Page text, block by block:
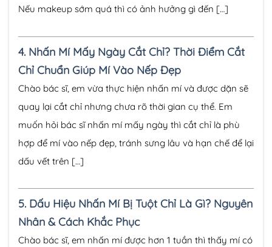
Nếu makeup sớm quá thì có ảnh hưởng gì đến […]
4. Nhấn Mí Mấy Ngày Cắt Chỉ? Thời Điểm Cắt
Chỉ Chuẩn Giúp Mí Vào Nếp Đẹp
Chào bác sĩ, em vừa thực hiện nhấn mí và được dặn sẽ
quay lại cắt chỉ nhưng chưa rõ thời gian cụ thể. Em
muốn hỏi bác sĩ nhấn mí mấy ngày thì cắt chỉ là phù
hợp để mí vào nếp đẹp, tránh sưng lâu và hạn chế để lại
dấu vết trên […]
5. Dấu Hiệu Nhấn Mí Bị Tuột Chỉ Là Gì? Nguyên
Nhân & Cách Khắc Phục
Chào bác sĩ, em nhấn mí được hơn 1 tuần thì thấy mí có